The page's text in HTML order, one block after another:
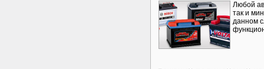
Любой
так и
данном